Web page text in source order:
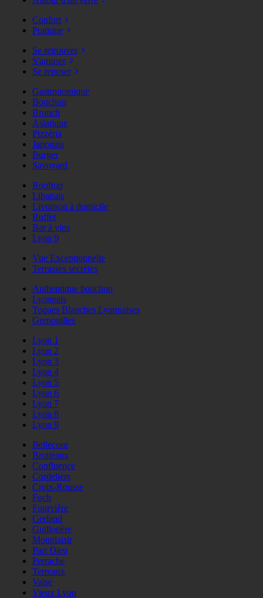
Confort
Pratique
Se retrouver
S'amuser
Se reposer
Gastronomique
Bouchon
Brunch
Asiatique
Pizzéria
Japonais
Burger
Savoyard
Rooftop
Libanais
Livraison à domicile
Buffet
Bar à vins
Lyon 9
Vue Exceptionnelle
Terrasses secrètes
Authentique bouchon
Lyonnais
Toques Blanches Lyonnaises
Grenouilles
Lyon 1
Lyon 2
Lyon 3
Lyon 4
Lyon 5
Lyon 6
Lyon 7
Lyon 8
Lyon 9
Bellecour
Brotteaux
Confluence
Cordeliers
Croix-Rousse
Foch
Fourvière
Gerland
Guillotière
Monplaisir
Part Dieu
Perrache
Terreaux
Vaise
Vieux Lyon